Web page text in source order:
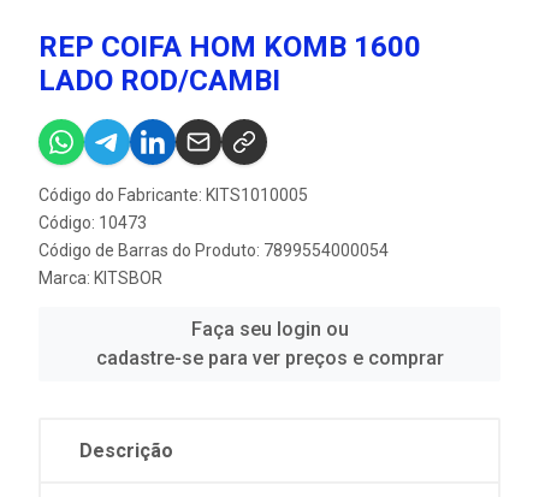
REP COIFA HOM KOMB 1600
LADO ROD/CAMBI
Código do Fabricante: KITS1010005
Código: 10473
Código de Barras do Produto: 7899554000054
Marca: KITSBOR
Faça seu login ou
cadastre-se para ver preços e comprar
Descrição